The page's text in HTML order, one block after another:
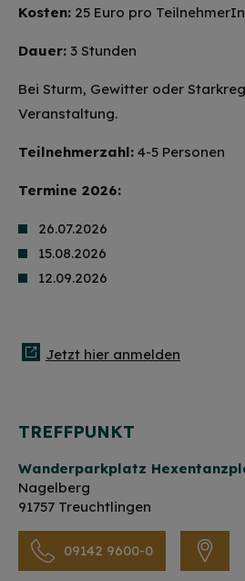
Kosten: 25 Euro pro TeilnehmerIn
Dauer: 3 Stunden
Bei Sturm, Gewitter oder
Veranstaltung.
Teilnehmerzahl: 4-5 Personen
Termine 2026:
26.07.2026
15.08.2026
12.09.2026
Jetzt hier anmelden
TREFFPUNKT
Wanderparkplatz
Nagelberg
91757 Treuchtlingen
09142 9600-0